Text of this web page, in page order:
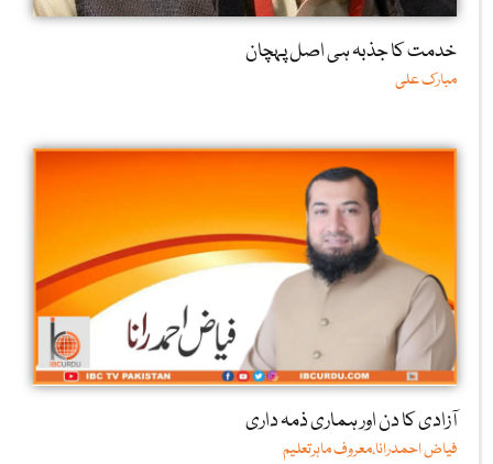
خدمت کا جذبہ ہی اصل پہچان
مبارک علی
آزادی کا دن اور ہماری ذمہ داری
فیاض احمدرانا،معروف ماہرتعلیم